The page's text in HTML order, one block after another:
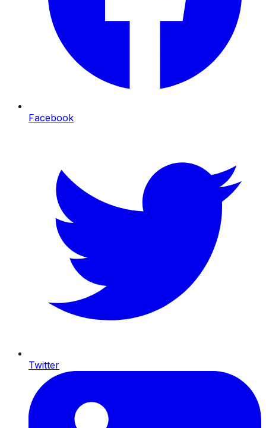
Facebook
Twitter